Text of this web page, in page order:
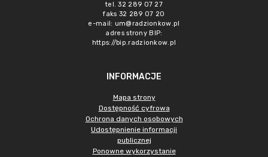
tel. 32 289 07 27
faks 32 289 07 20
e-mail: um@radzionkow.pl
adres strony BIP:
https://bip.radzionkow.pl
INFORMACJE
Mapa strony
Dostępność cyfrowa
Ochrona danych osobowych
Udostępnienie informacji
publicznej
Ponowne wykorzystanie